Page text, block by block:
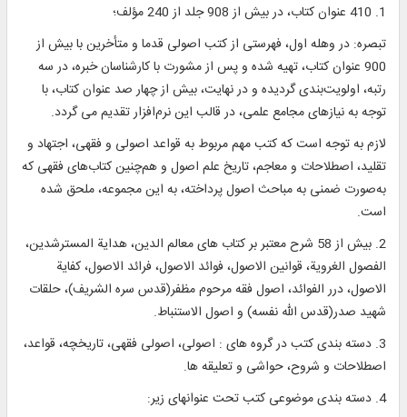
1. 410 عنوان کتاب، در بیش از 908 جلد از 240 مؤلف؛
تبصره: در وهله اول، فهرستی از کتب اصولی قدما و متأخرین با بیش از
900 عنوان کتاب، تهیه شده و پس از مشورت با کارشناسان خبره، در سه
رتبه، اولویت‌بندی گردیده و در نهایت، بیش از چهار صد عنوان کتاب، با
توجه به نیازهای مجامع علمی، در قالب این نرم‌افزار تقدیم می گردد.
لازم به توجه است که کتب مهم مربوط به قواعد اصولی و فقهی، اجتهاد و
تقلید، اصطلاحات و معاجم، تاریخ علم اصول و هم‌چنین کتاب‌های فقهی که
به‌صورت ضمنی به مباحث اصول پرداخته، به این مجموعه، ملحق شده
است.
2. بیش از 58 شرح معتبر بر کتاب های معالم الدین، هدایة المسترشدین،
الفصول الغرویة، قوانین الاصول، فوائد الاصول، فرائد الاصول، کفایة
الاصول، درر الفوائد، اصول فقه مرحوم مظفر(قدس سره الشریف)، حلقات
شهید صدر(قدس الله نفسه) و اصول الاستنباط.
3. دسته بندی کتب در گروه های : اصولی، اصولی فقهی، تاریخچه، قواعد،
اصطلاحات و شروح، حواشی و تعلیقه ها.
4. دسته بندی موضوعی کتب تحت عنوانهای زیر: